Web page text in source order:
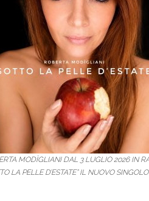
MODÌGLIANI DAL 3 LUGLIO 2026 IN
LA PELLE D’ESTATE” IL NUOVO SINGOLO